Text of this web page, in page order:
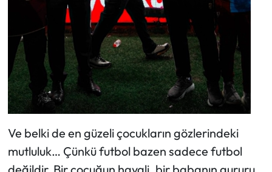
Ve belki de en güzeli çocukların gözlerindeki
mutluluk… Çünkü futbol bazen sadece futbol